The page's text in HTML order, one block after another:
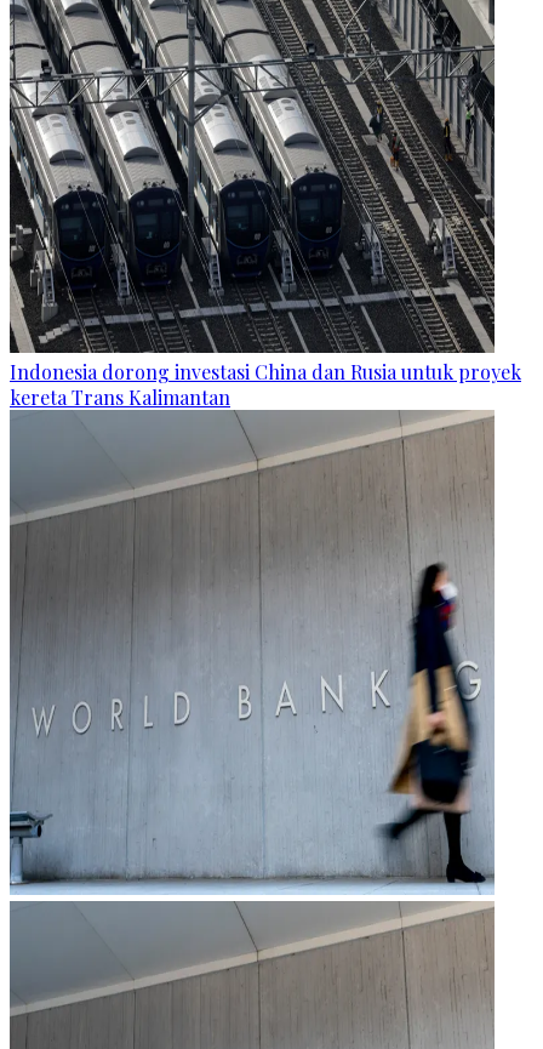
Indonesia dorong investasi China dan Rusia untuk proyek
kereta Trans Kalimantan